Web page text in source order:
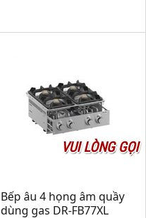
VUI LÒNG GỌI
Bếp âu 4 họng âm quầy
dùng gas DR-FB77XL